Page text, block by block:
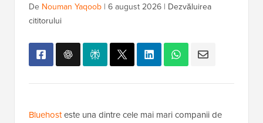
De Nouman Yaqoob | 6 august 2026 | Dezvăluirea
cititorului
Bluehosteste una dintre cele mai mari companii de